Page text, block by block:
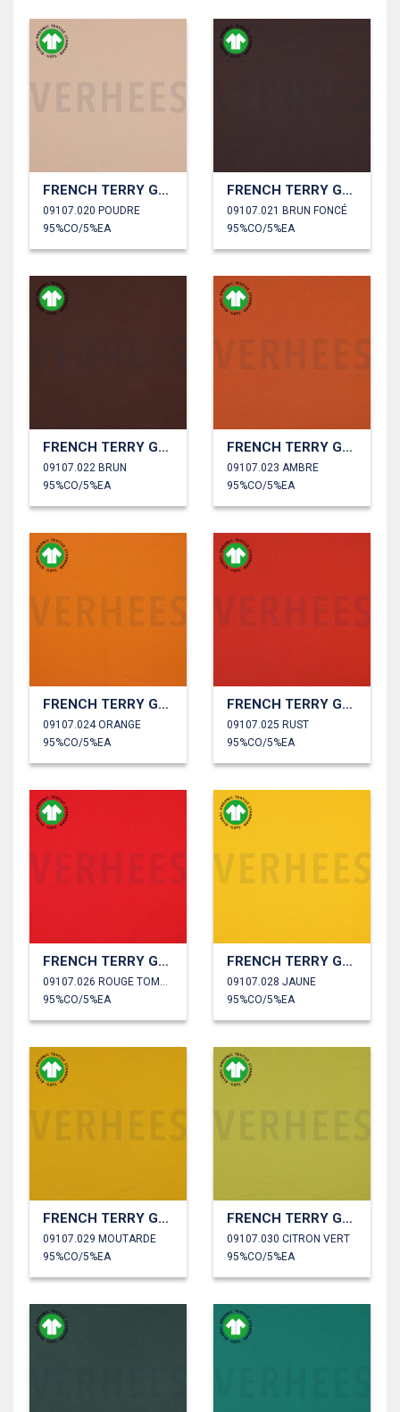
FRENCH TERRY GOTS
09107.020 POUDRE
95%CO/5%EA
FRENCH TERRY GOTS
09107.021 BRUN FONCÉ
95%CO/5%EA
FRENCH TERRY GOTS
09107.022 BRUN
95%CO/5%EA
FRENCH TERRY GOTS
09107.023 AMBRE
95%CO/5%EA
FRENCH TERRY GOTS
09107.024 ORANGE
95%CO/5%EA
FRENCH TERRY GOTS
09107.025 RUST
95%CO/5%EA
FRENCH TERRY GOTS
95%CO/5%EA
FRENCH TERRY GOTS
09107.028 JAUNE
95%CO/5%EA
FRENCH TERRY GOTS
09107.029 MOUTARDE
95%CO/5%EA
FRENCH TERRY GOTS
09107.030 CITRON VERT
95%CO/5%EA